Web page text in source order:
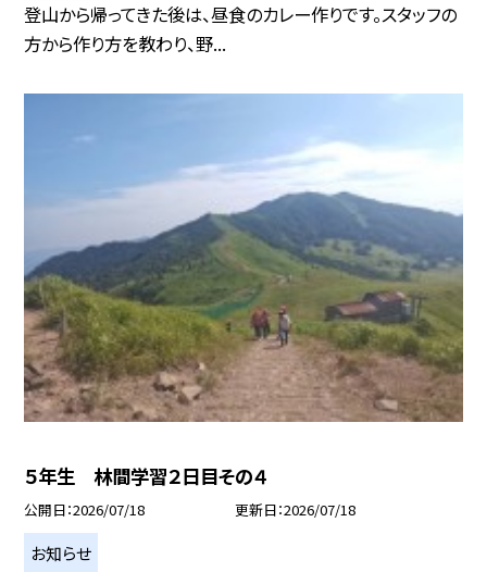
登山から帰ってきた後は、昼食のカレー作りです。スタッフの
方から作り方を教わり、野...
５年生 林間学習２日目その４
公開日 2026/07/18 更新日 2026/07/18
お知らせ